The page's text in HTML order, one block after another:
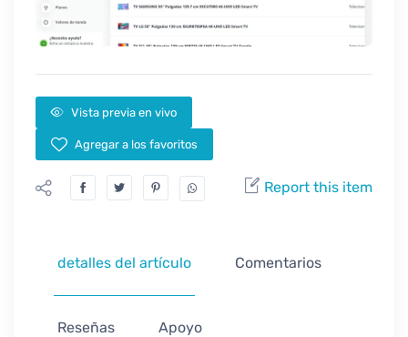
Vista previa en vivo
Agregar a los favoritos
Report this item
detalles del artículo Comentarios
Reseñas Apoyo